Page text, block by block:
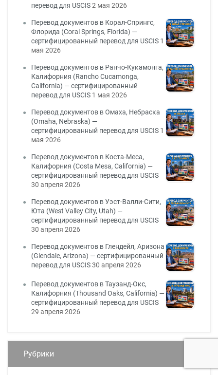
перевод для USCIS2 мая 2026
Перевод документов в Корал-Спрингс,
Флорида (Coral Springs, Florida) —
сертифицированный перевод для USCIS 1
мая 2026
Перевод документов в Ранчо-Кукамонга,
Калифорния (Rancho Cucamonga,
California) — сертифицированный
перевод для USCIS 1 мая 2026
Перевод документов в Омаха, Небраска
(Omaha, Nebraska) —
сертифицированный перевод для USCIS 1
мая 2026
Перевод документов в Коста-Меса,
Калифорния (Costa Mesa, California) —
сертифицированный перевод для USCIS
30 апреля 2026
Перевод документов в Уэст-Валли-Сити,
Юта (West Valley City, Utah) —
сертифицированный перевод для USCIS
30 апреля 2026
Перевод документов в Глендейл, Аризона
(Glendale, Arizona) — сертифицированный
перевод для USCIS30 апреля 2026
Перевод документов в Таузанд-Окс,
Калифорния (Thousand Oaks, California) —
сертифицированный перевод для USCIS
29 апреля 2026
Рубрики